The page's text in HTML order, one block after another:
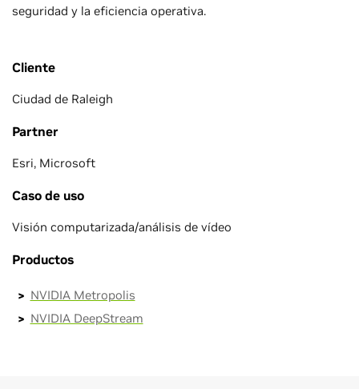
seguridad y la eficiencia operativa.
Cliente
Ciudad de Raleigh
Partner
Esri, Microsoft
Caso de uso
Visión computarizada/análisis de vídeo
Productos
NVIDIA Metropolis
NVIDIA DeepStream